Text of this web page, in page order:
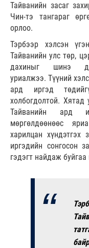
Тайванийн засаг
Чин-тэ тангараг
орлоо.
Тэрбээр хэлсэн
Тайванийн улс төр,
дахиныг шинэ
уриалжээ. Түүний
ард иргэд
холбогдолтой.
Тайванийн ард
мөргөлдөөнөөс
харилцан хүндэтгэх
иргэдийн сонгосон
гэдэгт найдаж